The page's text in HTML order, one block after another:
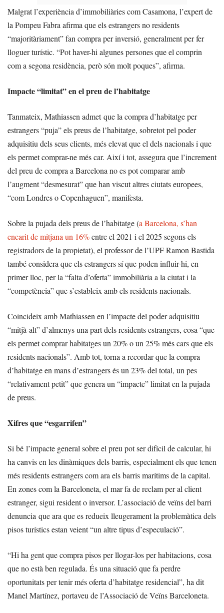
Malgrat l’experiència d’immobiliàries com Casamona, l’expert de
la Pompeu Fabra afirma que els estrangers no residents
“majoritàriament” fan compra per inversió, generalment per fer
lloguer turístic. “Pot haver-hi algunes persones que el comprin
com a segona residència, però són molt poques”, afirma.
Impacte “limitat” en el preu de l’habitatge
Tanmateix, Mathiassen admet que la compra d’habitatge per
estrangers “puja” els preus de l’habitatge, sobretot pel poder
adquisitiu dels seus clients, més elevat que el dels nacionals i que
els permet comprar-ne més car. Així i tot, assegura que l’increment
del preu de compra a Barcelona no es pot comparar amb
l’augment “desmesurat” que han viscut altres ciutats europees,
“com Londres o Copenhaguen”, manifesta.
Sobre la pujada dels preus de l’habitatge (a Barcelona, s’han
encarit de mitjana un 16%entre el 2021 i el 2025 segons els
registradors de la propietat), el professor de l’UPF Ramon Bastida
també considera que els estrangers sí que poden influir-hi, en
primer lloc, per la “falta d’oferta” immobiliària a la ciutat i la
“competència” que s’estableix amb els residents nacionals.
Coincideix amb Mathiassen en l’impacte del poder adquisitiu
“mitjà-alt” d’almenys una part dels residents estrangers, cosa “que
els permet comprar habitatges un 20% o un 25% més cars que els
residents nacionals”. Amb tot, torna a recordar que la compra
d’habitatge en mans d’estrangers és un 23% del total, un pes
“relativament petit” que genera un “impacte” limitat en la pujada
de preus.
Xifres que “esgarrifen”
Si bé l’impacte general sobre el preu pot ser difícil de calcular, hi
ha canvis en les dinàmiques dels barris, especialment els que tenen
més residents estrangers com ara els barris marítims de la capital.
En zones com la Barceloneta, el mar fa de reclam per al client
estranger, sigui resident o inversor. L’associació de veïns del barri
denuncia que ara que es redueix lleugerament la problemàtica dels
pisos turístics estan veient “un altre tipus d’especulació”.
“Hi ha gent que compra pisos per llogar-los per habitacions, cosa
que no està ben regulada. És una situació que fa perdre
oportunitats per tenir més oferta d’habitatge residencial”, ha dit
Manel Martínez, portaveu de l’Associació de Veïns Barceloneta.